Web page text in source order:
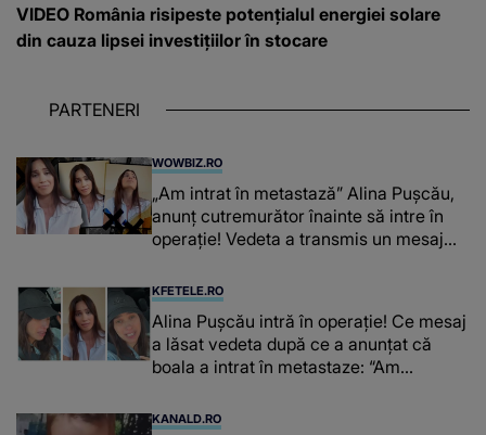
VIDEO România risipeste potențialul energiei solare
din cauza lipsei investițiilor în stocare
PARTENERI
WOWBIZ.RO
„Am intrat în metastază” Alina Pușcău,
anunț cutremurător înainte să intre în
operație! Vedeta a transmis un mesaj
KFETELE.RO
Alina Pușcău intră în operație! Ce mesaj
a lăsat vedeta după ce a anunțat că
boala a intrat în metastaze: “Am
KANALD.RO